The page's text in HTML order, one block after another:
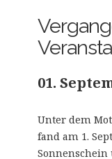
01.
Unter dem
fand am 1.
Sonnenschein